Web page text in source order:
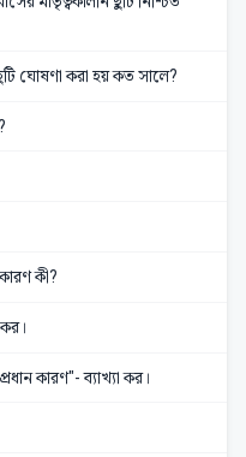
ঘোষণা করা হয় কত সালে?
কী?
কারণ"- ব্যাখ্যা কর।